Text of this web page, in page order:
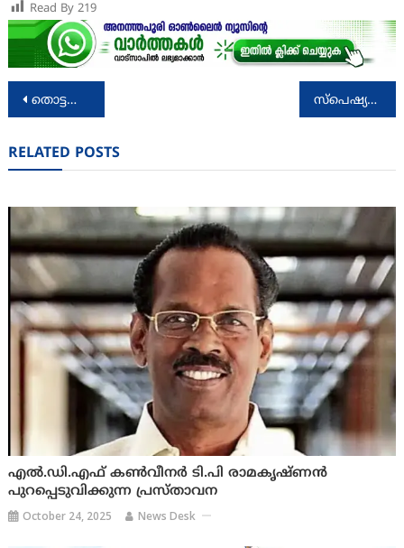
Read By 219
Post
തൊട്ടതെല്ലാം പൊന്നാക്കിയ പ്രതിഭയായിരുന്നു പി. ഭാസ്കരൻ എന്ന് പ്രഭാവർമ്മ സ്പെഷ്യലിസ്റ്റ് മെഡിക്കൽ ഓഫീസർ താത്കാലിക ഒഴിവ്
RELATED POSTS
എല്‍.ഡി.എഫ്‌ കണ്‍വീനര്‍ ടി.പി രാമകൃഷ്‌ണന്‍
പുറപ്പെടുവിക്കുന്ന പ്രസ്‌താവന
October 24, 2025 News Desk